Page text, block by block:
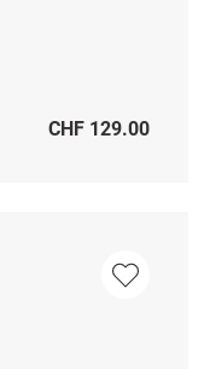
CHF 129.00